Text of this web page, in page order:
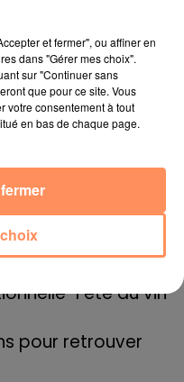
pour mettre en
la pétanque
pour 2023 !
"Fête du vin"
pour retrouver
et fermer", ou affiner en
dans "Gérer mes choix".
sur "Continuer sans
que pour ce site. Vous
votre consentement à tout
en bas de chaque page.